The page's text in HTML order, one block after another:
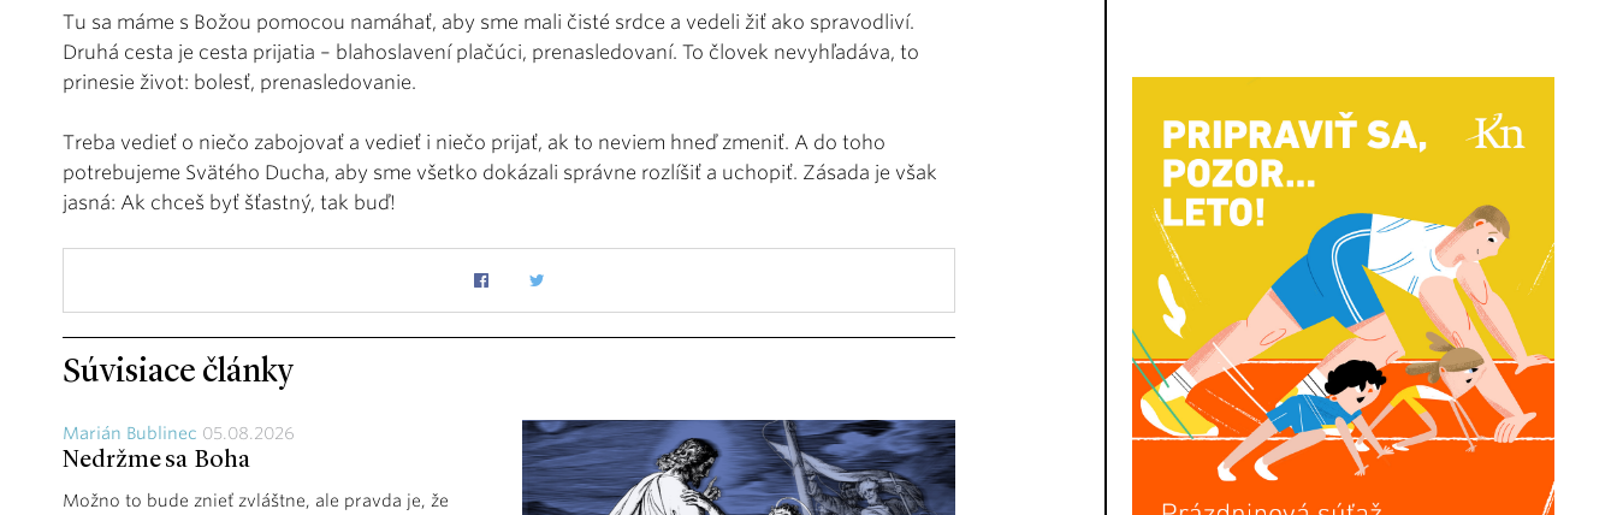
Tu sa máme s Božou pomocou namáhať, aby sme mali čisté srdce a vedeli žiť ako spravodliví.
Druhá cesta je cesta prijatia – blahoslavení plačúci, prenasledovaní. To človek nevyhľadáva, to
prinesie život: bolesť, prenasledovanie.
Treba vedieť o niečo zabojovať a vedieť i niečo prijať, ak to neviem hneď zmeniť. A do toho
potrebujeme Svätého Ducha, aby sme všetko dokázali správne rozlíšiť a uchopiť. Zásada je však
jasná: Ak chceš byť šťastný, tak buď!
Súvisiace články
Marián Bublinec 05.08.2026
Nedržme sa Boha
Možno to bude znieť zvláštne, ale pravda je, že